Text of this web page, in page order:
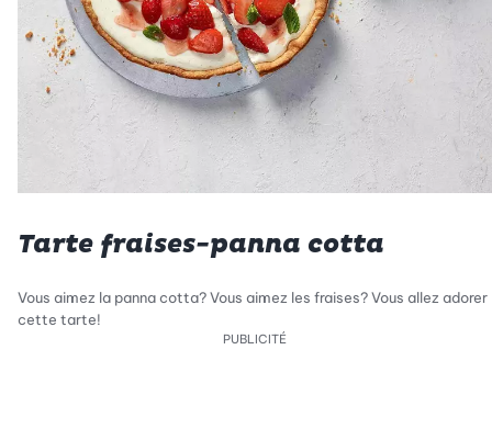
Tarte fraises-panna cotta
Vous aimez la panna cotta? Vous aimez les fraises? Vous allez adorer
cette tarte!
PUBLICITÉ